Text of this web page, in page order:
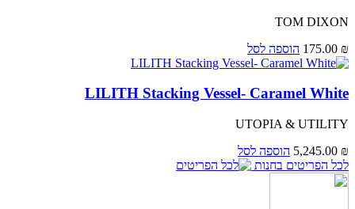
TOM DIXON
175.00 ₪ הוספה לסל
LILITH Stacking Vessel- Caramel White
UTOPIA & UTILITY
5,245.00 ₪
הוספה לסל
לכל הפריטים בחנות